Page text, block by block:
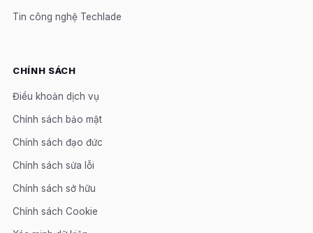
Tin công nghệ Techlade
CHÍNH SÁCH
Điều khoản dịch vụ
Chính sách bảo mật
Chính sách đạo đức
Chính sách sửa lỗi
Chính sách sở hữu
Chính sách Cookie